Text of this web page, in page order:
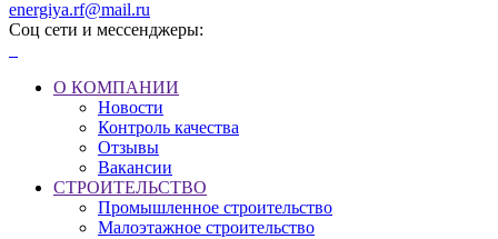
energiya.rf@mail.ru
Соц сети и мессенджеры:
О КОМПАНИИ
Новости
Контроль качества
Отзывы
Вакансии
СТРОИТЕЛЬСТВО
Промышленное строительство
Малоэтажное строительство